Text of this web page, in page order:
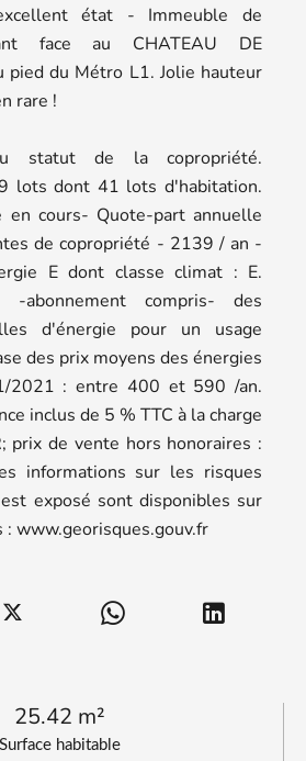
Surface habitable
25.42 m²
état - Immeuble de
face au CHATEAU DE
pied du Métro L1. Jolie hauteur
rare !
statut de la copropriété.
lots dont 41 lots d'habitation.
en cours- Quote-part annuelle
de copropriété - 2139 / an -
E dont classe climat : E.
-abonnement compris- des
d'énergie pour un usage
des prix moyens des énergies
2021 : entre 400 et 590 /an.
inclus de 5 % TTC à la charge
prix de vente hors honoraires :
informations sur les risques
exposé sont disponibles sur
: www.georisques.gouv.fr